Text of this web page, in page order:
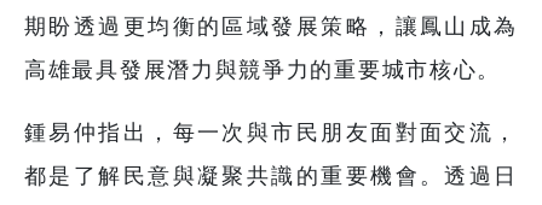
期盼透過更均衡的區域發展策略，讓鳳山成為
高雄最具發展潛力與競爭力的重要城市核心。
鍾易仲指出，每一次與市民朋友面對面交流，
都是了解民意與凝聚共識的重要機會。透過日